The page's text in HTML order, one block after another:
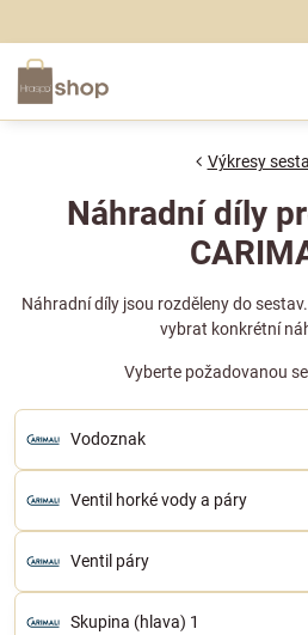
Výkresy
Náhradní díly
Náhradní díly jsou rozděleny do
vybrat konkrétní
Vyberte požadovanou
Vodoznak
Ventil horké vody a páry
Ventil páry
Skupina (hlava) 1